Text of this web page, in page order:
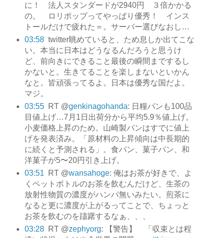
に！ 法人スタンダードが2940円 ３倍かかる
の。 ロリポップってやっぱり優秀！ インス
トールだけで疲れた＝。サーバー選びなおし…
03:58 twitter眺めていると、ため息しか出てこな
い。本当に日本はどうなるんだろうと思うけ
ど、前向きにできること最後の瞬間までするし
かないと。生きてることを楽しまないといかん
なと。皆頑張ってるよ。日本は優秀な国だよ。
マジ。
03:55
RT @genkinagohanda: 日糧パンも100品
目値上げ…7月1日出荷分から平均5.9％値上げ。
小麦価格上昇のため。山崎製パンはすでに値上
げを発表済み。「原材料の上昇傾向は中長期的
に続くと予測される」。食パン、菓子パン、和
洋菓子が5〜20円引き上げ。
03:51
RT @wansahoge: 俺はお茶が好きで、よ
くペットボトルのお茶を飲むんだけど、生茶の
放射性物質の濃度がハンパ無いみたい。煎茶に
なると更に濃度が上がるってことで、ちょっと
お茶を飲むのを躊躇するなぁ、、、
03:28
RT @zephyorg: 【警告】 「収束とは程